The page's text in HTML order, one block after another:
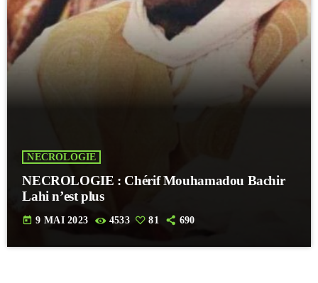
NECROLOGIE
NECROLOGIE : Chérif Mouhamadou Bachir
Lahi n’est plus
today 9 MAI 2023 4533 81 690